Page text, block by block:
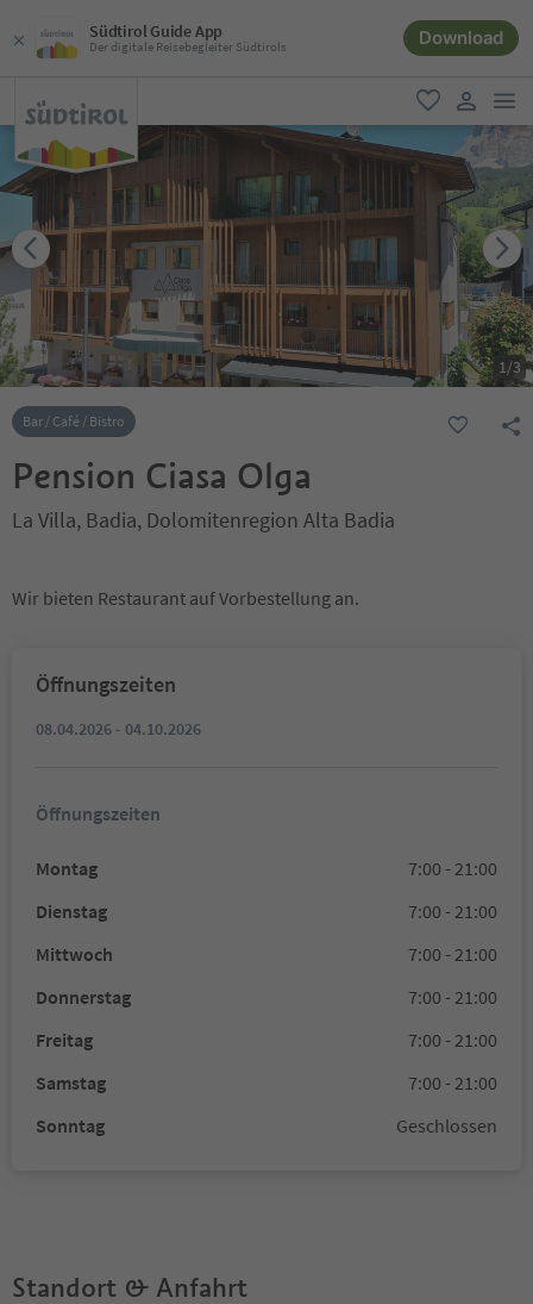
Südtirol Guide App
Der digitale Reisebegleiter Südtirols Download
favorit
user link
1/3
Bar / Café / Bistro
Pension Ciasa Olga
La Villa, Badia, Dolomitenregion Alta Badia
Wir bieten Restaurant auf Vorbestellung an.
Öffnungszeiten
08.04.2026 - 04.10.2026
Öffnungszeiten
Montag
7:00 - 21:00
Dienstag
7:00 - 21:00
Mittwoch
7:00 - 21:00
Donnerstag
7:00 - 21:00
Freitag
7:00 - 21:00
Samstag
7:00 - 21:00
Sonntag
Geschlossen
Standort & Anfahrt